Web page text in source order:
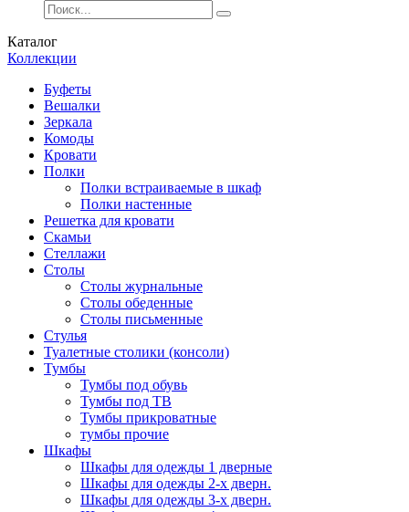
Каталог
Коллекции
Буфеты
Вешалки
Зеркала
Комоды
Кровати
Полки
Полки встраиваемые в шкаф
Полки настенные
Решетка для кровати
Скамьи
Стеллажи
Столы
Столы журнальные
Столы обеденные
Столы письменные
Стулья
Туалетные столики (консоли)
Тумбы
Тумбы под обувь
Тумбы под ТВ
Тумбы прикроватные
тумбы прочие
Шкафы
Шкафы для одежды 1 дверные
Шкафы для одежды 2-х дверн.
Шкафы для одежды 3-х дверн.